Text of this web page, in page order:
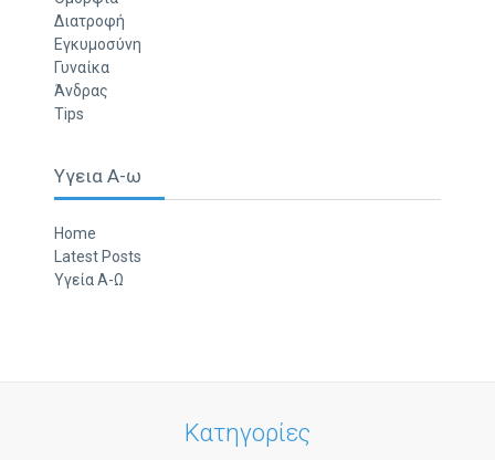
Διατροφή
Εγκυμοσύνη
Γυναίκα
Άνδρας
Tips
Υγεια Α-ω
Home
Latest Posts
Υγεία Α-Ω
Κατηγορίες